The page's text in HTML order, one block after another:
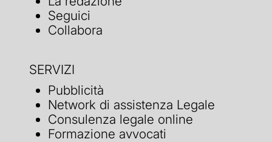
Seguici
Collabora
SERVIZI
Pubblicità
Network di assistenza Legale
Consulenza legale online
Formazione avvocati